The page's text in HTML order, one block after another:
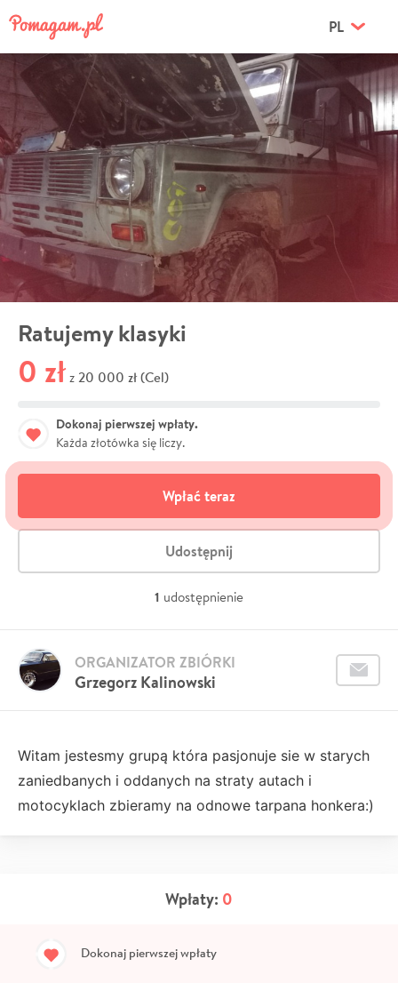
PL
Ratujemy klasyki
0 zł z 20 000 zł (Cel)
Dokonaj pierwszej wpłaty.
Każda złotówka się liczy.
Wpłać teraz
Udostępnij
1 udostępnienie
Grzegorz Kalinowski
ORGANIZATOR ZBIÓRKI
Witam jestesmy grupą która pasjonuje sie w starych
zaniedbanych i oddanych na straty autach i
motocyklach zbieramy na odnowe tarpana honkera:)
Wpłaty: 0
Dokonaj pierwszej wpłaty